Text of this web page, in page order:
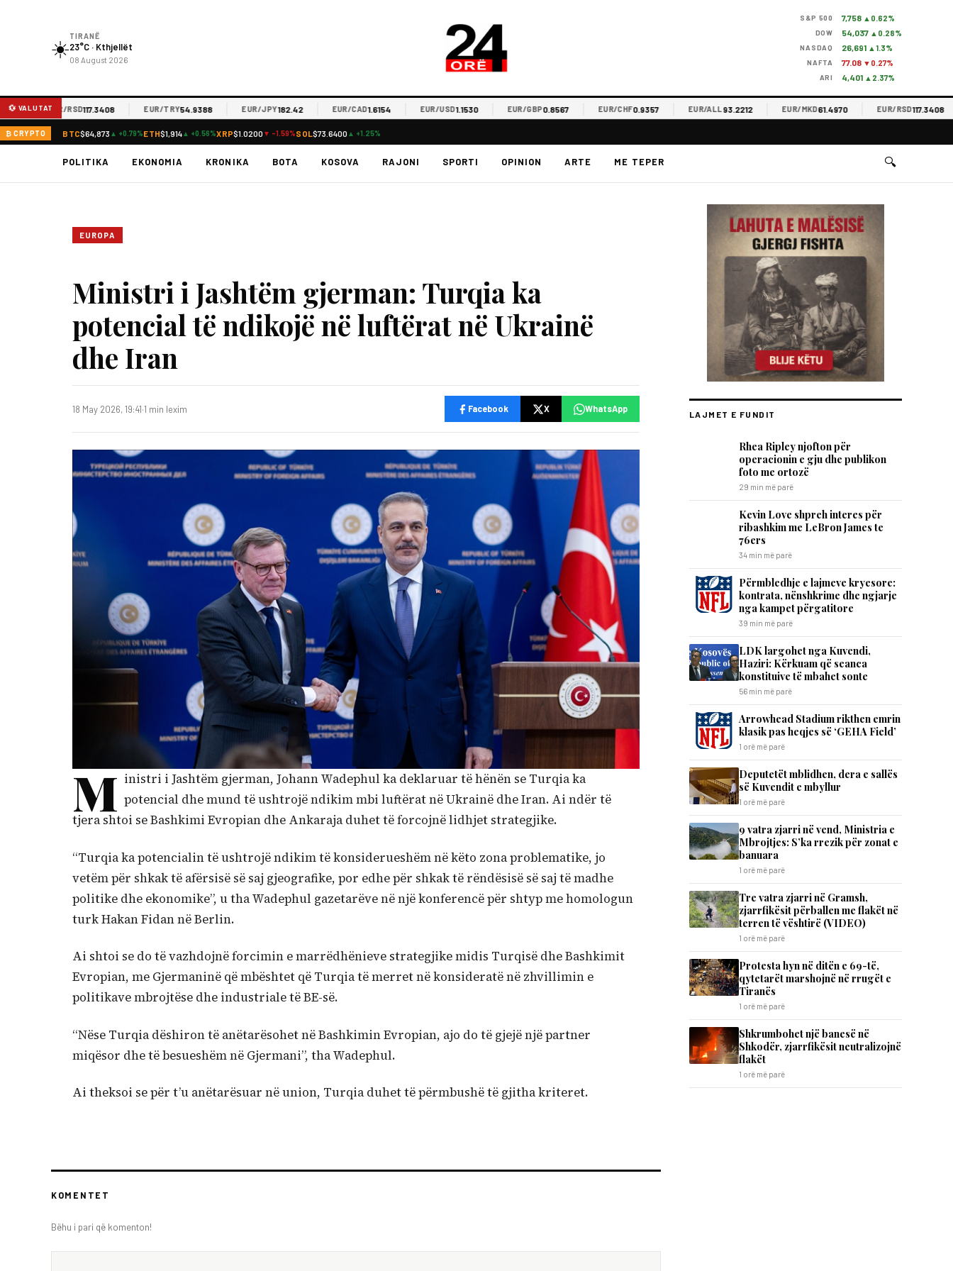
☀️TIRANË
23°C · Kthjellët
08 August 2026
S&P 500 7,758 ▲0.62%
DOW 54,037 ▲0.28%
NASDAQ 26,691 ▲1.3%
NAFTA 77.08 ▼0.27%
ARI 4,401 ▲2.37%
💱 VALUTAT
EUR/RSD117.3408 EUR/TRY54.9388 EUR/JPY182.42 EUR/CAD1.6154 EUR/USD1.1530 EUR/GBP0.8567 EUR/CHF0.9357 EUR/ALL93.2212 EUR/MKD61.4970 EUR/RSD117.3408
₿ CRYPTO BTC$64,873 ▲ +0.79%ETH$1,914▲ +0.56%XRP$1.0200 ▼ -1.59%SOL$73.6400 ▲ +1.25%
POLITIKA EKONOMIA KRONIKA BOTA KOSOVA RAJONI SPORTI OPINION ARTE ME TEPER 🔍
EUROPA
Ministri i Jashtëm gjerman: Turqia ka
potencial të ndikojë në luftërat në Ukrainë
dhe Iran
18 May 2026, 19:41·1 min lexim Facebook X WhatsApp
M inistri i Jashtëm gjerman, Johann Wadephul ka deklaruar të hënën se Turqia ka
potencial dhe mund të ushtrojë ndikim mbi luftërat në Ukrainë dhe Iran. Ai ndër të
tjera shtoi se Bashkimi Evropian dhe Ankaraja duhet të forcojnë lidhjet strategjike.
“Turqia ka potencialin të ushtrojë ndikim të konsiderueshëm në këto zona problematike, jo
vetëm për shkak të afërsisë së saj gjeografike, por edhe për shkak të rëndësisë së saj të madhe
politike dhe ekonomike”, u tha Wadephul gazetarëve në një konferencë për shtyp me homologun
turk Hakan Fidan në Berlin.
Ai shtoi se do të vazhdojnë forcimin e marrëdhënieve strategjike midis Turqisë dhe Bashkimit
Evropian, me Gjermaninë që mbështet që Turqia të merret në konsideratë në zhvillimin e
politikave mbrojtëse dhe industriale të BE-së.
“Nëse Turqia dëshiron të anëtarësohet në Bashkimin Evropian, ajo do të gjejë një partner
miqësor dhe të besueshëm në Gjermani”, tha Wadephul.
Ai theksoi se për t’u anëtarësuar në union, Turqia duhet të përmbushë të gjitha kriteret.
KOMENTET
Bëhu i pari që komenton!
LAJMET E FUNDIT
Rhea Ripley njofton për
operacionin e gju dhe publikon
foto me ortozë
29 min më parë
Kevin Love shpreh interes për
ribashkim me LeBron James te
76ers
34 min më parë
Përmbledhje e lajmeve kryesore:
kontrata, nënshkrime dhe ngjarje
nga kampet përgatitore
39 min më parë
LDK largohet nga Kuvendi,
Haziri: Kërkuam që seanca
konstituive të mbahet sonte
56 min më parë
Arrowhead Stadium rikthen emrin
klasik pas heqjes së ‘GEHA Field’
1 orë më parë
Deputetët mblidhen, dera e sallës
së Kuvendit e mbyllur
1 orë më parë
9 vatra zjarri në vend, Ministria e
Mbrojtjes: S’ka rrezik për zonat e
banuara
1 orë më parë
Tre vatra zjarri në Gramsh,
zjarrfikësit përballen me flakët në
terren të vështirë (VIDEO)
1 orë më parë
Protesta hyn në ditën e 69-të,
qytetarët marshojnë në rrugët e
Tiranës
1 orë më parë
Shkrumbohet një banesë në
Shkodër, zjarrfikësit neutralizojnë
flakët
1 orë më parë